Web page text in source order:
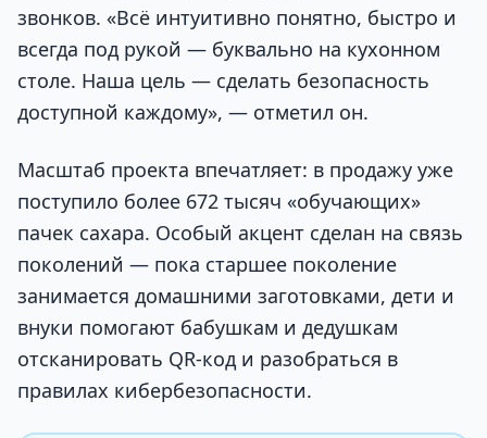
звонков. «Всё интуитивно понятно, быстро и
всегда под рукой — буквально на кухонном
столе. Наша цель — сделать безопасность
доступной каждому», — отметил он.
Масштаб проекта впечатляет: в продажу уже
поступило более 672 тысяч «обучающих»
пачек сахара. Особый акцент сделан на связь
поколений — пока старшее поколение
занимается домашними заготовками, дети и
внуки помогают бабушкам и дедушкам
отсканировать QR-код и разобраться в
правилах кибербезопасности.